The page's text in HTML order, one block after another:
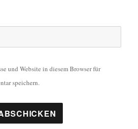
und Website in diesem Browser für
speichern.